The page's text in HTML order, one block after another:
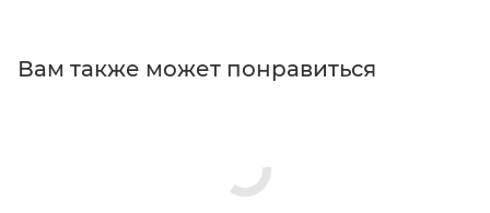
телефон или e-mail придет уникальный код.
Почтовая доставка через почту России. Когда
заказ придет в отделение, на ваш адрес придет
Вам также может понравиться